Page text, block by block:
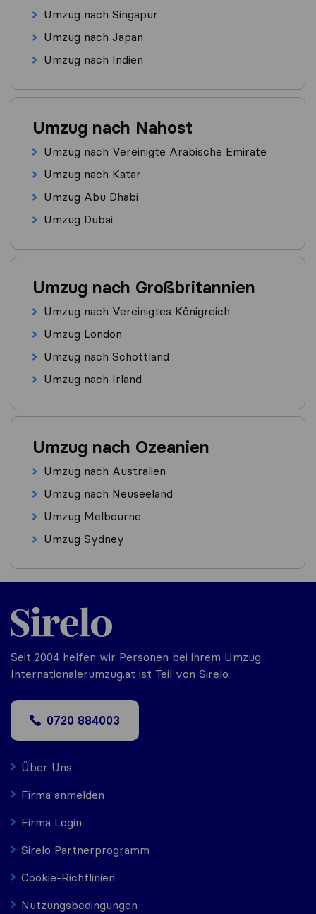
Umzug nach Singapur
Umzug nach Japan
Umzug nach Indien
Umzug nach Nahost
Umzug nach Vereinigte Arabische Emirate
Umzug nach Katar
Umzug Abu Dhabi
Umzug Dubai
Umzug nach Großbritannien
Umzug nach Vereinigtes Königreich
Umzug London
Umzug nach Schottland
Umzug nach Irland
Umzug nach Ozeanien
Umzug nach Australien
Umzug nach Neuseeland
Umzug Melbourne
Umzug Sydney
Seit 2004 helfen wir Personen bei ihrem Umzug
Internationalerumzug.at ist Teil von Sirelo
0720 884003
Über Uns
Firma anmelden
Firma Login
Sirelo Partnerprogramm
Cookie-Richtlinien
Nutzungsbedingungen